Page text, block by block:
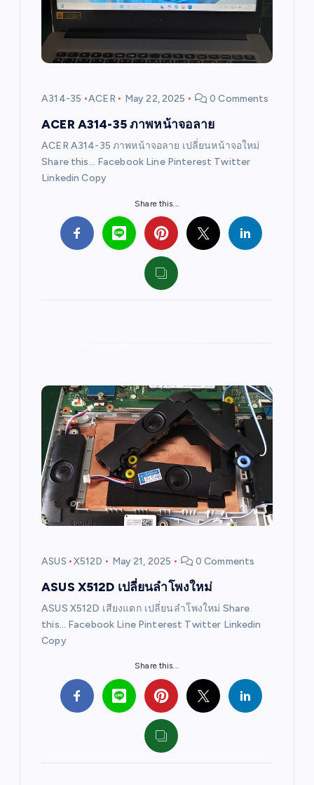
A314-35 ACER May 22, 2025 0 Comments
ACER A314-35 ภาพหน้าจอลาย
ACER A314-35 ภาพหน้าจอลาย เปลี่ยนหน้าจอใหม่
Share this… Facebook Line Pinterest Twitter
Linkedin Copy
Share this...
ASUS X512D May 21, 2025 0 Comments
ASUS X512D เปลี่ยนลำโพงใหม่
ASUS X512D เสียงแตก เปลี่ยนลำโพงใหม่ Share
this… Facebook Line Pinterest Twitter Linkedin
Copy
Share this...